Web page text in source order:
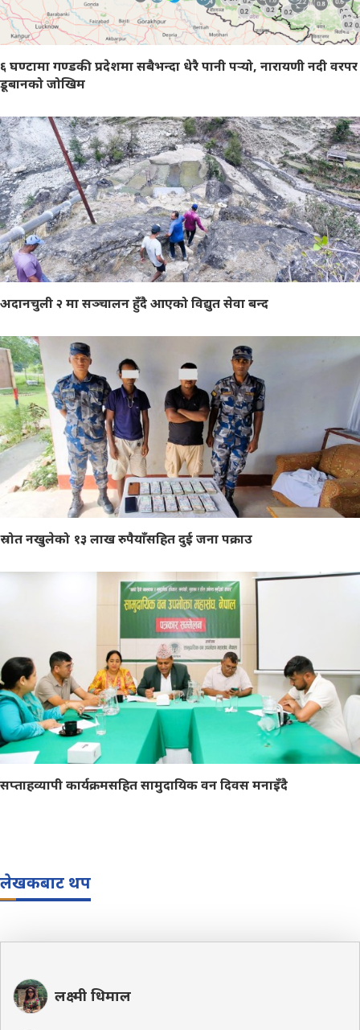
६ घण्टामा गण्डकी प्रदेशमा सबैभन्दा धेरै पानी पर्‍यो, नारायणी नदी वरपर
डूबानको जोखिम
अदानचुली २ मा सञ्चालन हुँदै आएको विद्युत सेवा बन्द
स्रोत नखुलेको १३ लाख रुपैयाँसहित दुई जना पक्राउ
सप्ताहव्यापी कार्यक्रमसहित सामुदायिक वन दिवस मनाइँदै
लेखकबाट थप
लक्ष्मी धिमाल